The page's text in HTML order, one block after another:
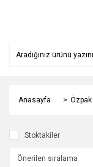
Anasayfa Özpak
Stoktakiler